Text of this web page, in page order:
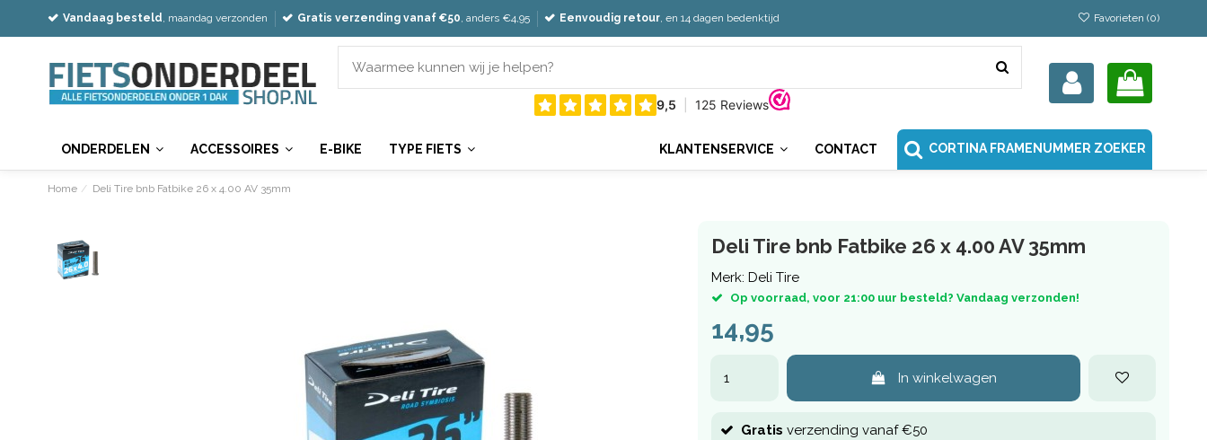
Vandaag besteld, maandag verzonden Gratis verzending vanaf €50, anders €4,95 Eenvoudig retour, en 14 dagen bedenktijd Favorieten (0)
ONDERDELEN ACCESSOIRES E-BIKE TYPE FIETS CORTINA FRAMENUMMER ZOEKER
CONTACT
KLANTENSERVICE
Home Deli Tire bnb Fatbike 26 x 4.00 AV 35mm
Deli Tire bnb Fatbike 26 x 4.00 AV 35mm
Merk: Deli Tire
Op voorraad, voor 21:00 uur besteld? Vandaag verzonden!
14,95
In winkelwagen
Gratis verzending vanaf €50